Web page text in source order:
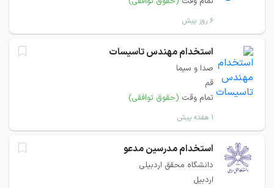
۶ روز پیش
استخدام مهندس تاسیسات
صدا و سیما
قم
تمام وقت (حقوق توافقی)
۱ هفته پیش
استخدام مدرسین مدعو
دانشگاه محقق اردبیلی
اردبیل